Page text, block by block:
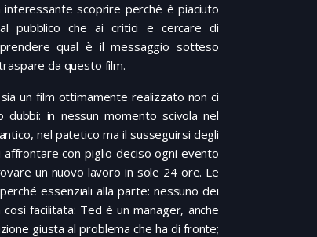
interessante scoprire perché è piaciuto
pubblico che ai critici e cercare di
qual è il messaggio sotteso
da questo film.
un film ottimamente realizzato non ci
dubbi: in nessun momento scivola nel
nel patetico ma il susseguirsi degli
con piglio deciso ogni evento
un nuovo lavoro in sole 24 ore. Le
essenziali alla parte: nessuno dei
facilitata: Ted è un manager, anche
giusta al problema che ha di fronte;